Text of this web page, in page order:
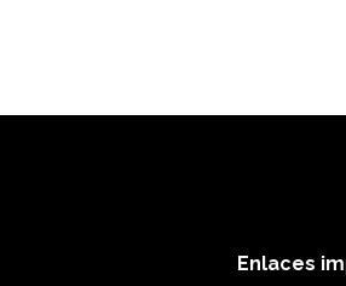
Enlaces